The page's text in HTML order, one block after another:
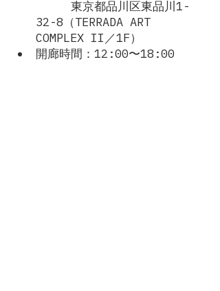
東京都品川区東品川1-
32-8（TERRADA ART
COMPLEX II／1F）
開廊時間：12:00〜18:00